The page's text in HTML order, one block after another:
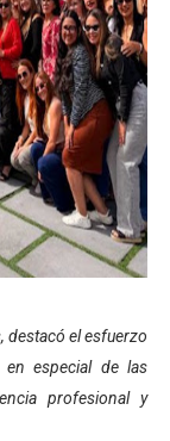
en el sector La
de
Mundial de la
brinda
deportivos
para la
destacó el esfuerzo
en especial de las
profesional y